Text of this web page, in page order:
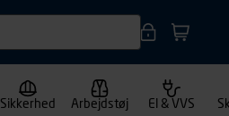
Sikkerhed Arbejdstøj El & VVS